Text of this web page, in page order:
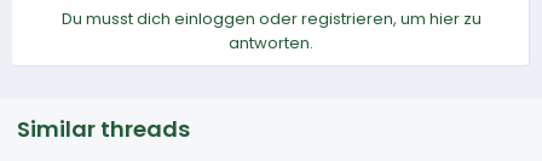
Du musst dich einloggen oder registrieren, um hier zu
antworten.
Similar threads